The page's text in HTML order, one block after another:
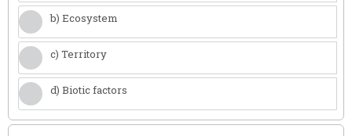
b) Ecosystem
c) Territory
d) Biotic factors